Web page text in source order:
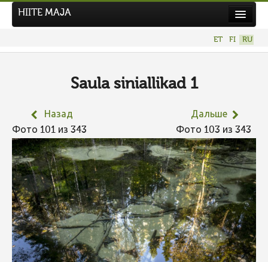
НОВЫЙ ФОТОКОНКУРС
ПРЕДЫДУЩИЕ КОНКУРСЫ
HIITE MAJA
ET FI RU
Saula siniallikad 1
Назад
Фото 101 из 343
Дальше
Фото 103 из 343